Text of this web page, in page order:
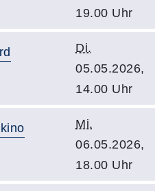
19.00 Uhr
Di.
05.05.2026,
14.00 Uhr
Mi.
06.05.2026,
18.00 Uhr